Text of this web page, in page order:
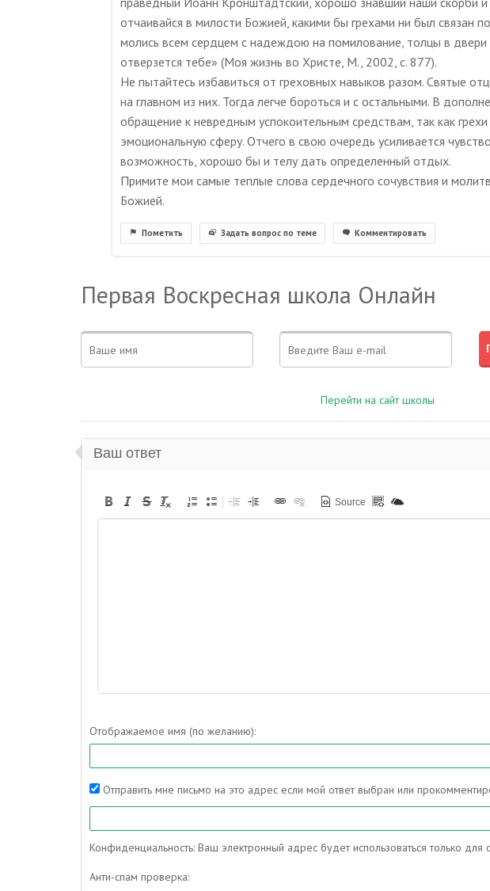
отчаивайся в милости Божией, какими бы грехами ни был связан
молись всем сердцем с надеждою на помилование, толцы в
отверзется тебе» (Моя жизнь во Христе, М., 2002, с. 877).
Не пытайтесь избавиться от греховных навыков разом. Святые
на главном из них. Тогда легче бороться и с остальными. В
обращение к невредным успокоительным средствам, так как
эмоциональную сферу. Отчего в свою очередь усиливается
возможность, хорошо бы и телу дать определенный отдых.
Примите мои самые теплые слова сердечного сочувствия и
Божией.
Пометить Задать вопрос по теме Комментировать
Первая Воскресная школа Онлайн
Перейти на сайт школы
Ваш ответ
Source
Отображаемое имя (по желанию):
Отправить мне письмо на это адрес если мой ответ выбран или
Конфиденциальность: Ваш электронный адрес будет использоваться только для
Анти-спам проверка: